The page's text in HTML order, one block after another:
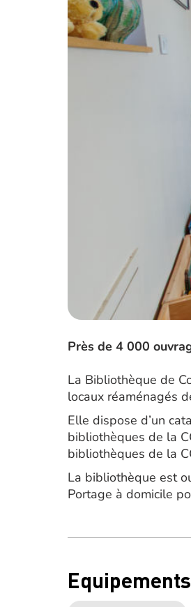
Près de 4 000
La Bibliothèque de
locaux réaménagés
Elle dispose d’un
bibliothèques de la
bibliothèques de la
La bibliothèque est
Portage à domicile
Equipements